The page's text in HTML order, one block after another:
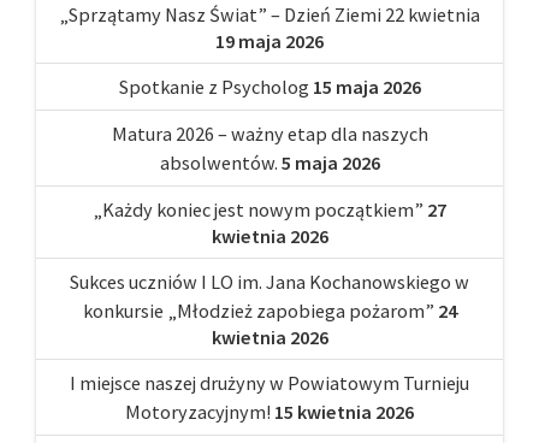
„Sprzątamy Nasz Świat” – Dzień Ziemi 22 kwietnia
19 maja 2026
Spotkanie z Psycholog 15 maja 2026
Matura 2026 – ważny etap dla naszych
absolwentów. 5 maja 2026
„Każdy koniec jest nowym początkiem” 27
kwietnia 2026
Sukces uczniów I LO im. Jana Kochanowskiego w
konkursie „Młodzież zapobiega pożarom” 24
kwietnia 2026
I miejsce naszej drużyny w Powiatowym Turnieju
Motoryzacyjnym! 15 kwietnia 2026